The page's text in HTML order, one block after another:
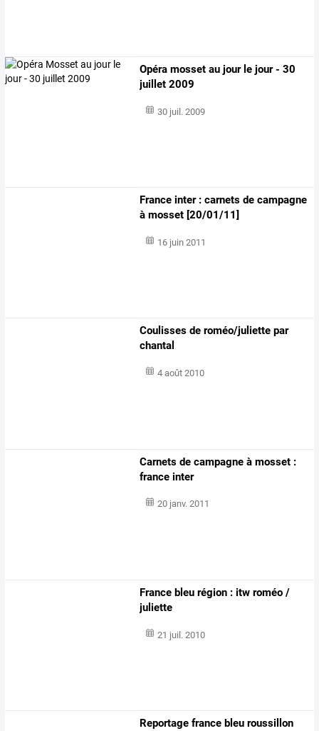
Opéra mosset au jour le jour - 30
juillet 2009
30 juil. 2009
France inter : carnets de campagne
à mosset [20/01/11]
16 juin 2011
Coulisses de roméo/juliette par
chantal
4 août 2010
Carnets de campagne à mosset :
france inter
20 janv. 2011
France bleu région : itw roméo /
juliette
21 juil. 2010
Reportage france bleu roussillon